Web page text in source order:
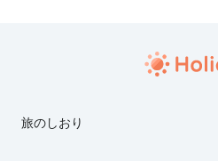
食べられるというものです！
旅のしおり